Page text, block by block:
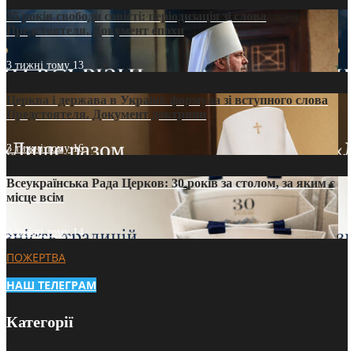
35 років свободи совісті: періодизація зі слова
Предстоятеля. Документ епохи
3 тижні тому 13
Церква і держава в Україні: формула зі вступного слова
Предстоятеля. Документ доктрини
3 тижні тому16
Всеукраїнська Рада Церков: 30 років за столом, за яким є
місце всім
3 тижні тому14
ПОЖЕРТВА
НАШ ТЕЛЕГРАМ
Категорії